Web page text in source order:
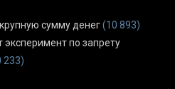
сумму денег(10 893)
по запрету
233)